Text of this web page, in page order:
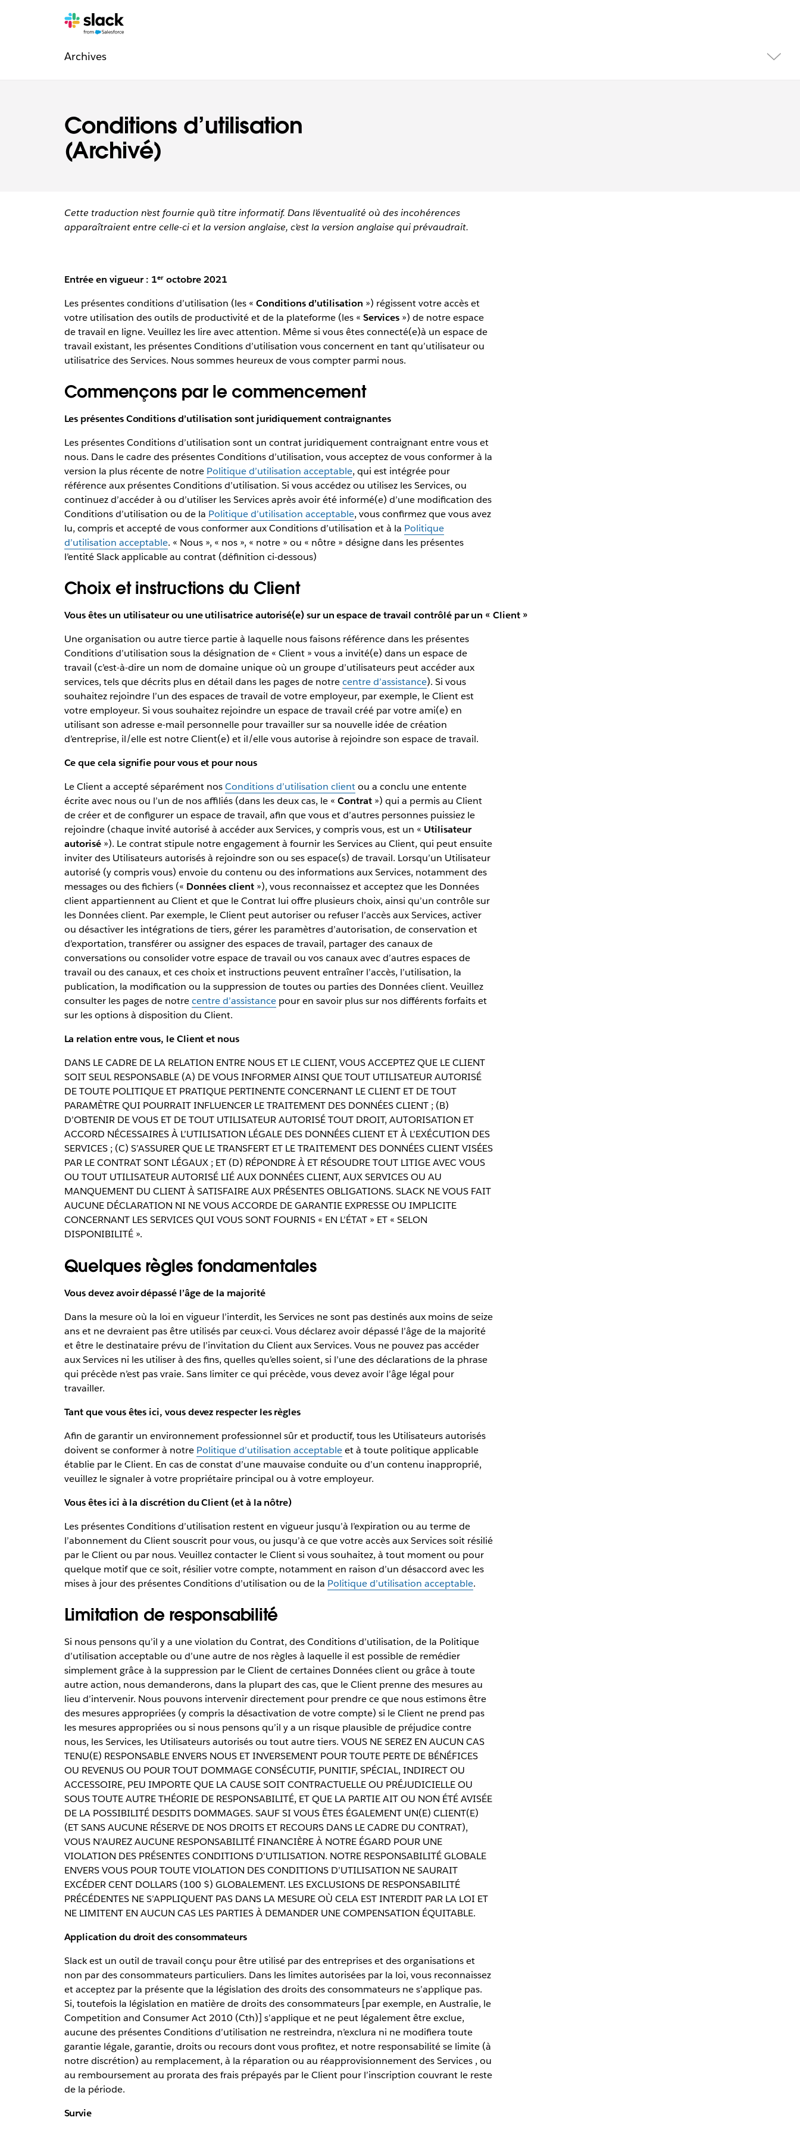
Conditions d’utilisation
(Archivé)
Pages
Archivessupplémentaires
Cette traduction n’est fournie qu’à titre informatif. Dans l’éventualité où des incohérences
apparaîtraient entre celle-ci et la version anglaise, c’est la version anglaise qui prévaudrait.
Entrée en vigueur : 1ᵉʳ octobre 2021
Les présentes conditions d’utilisation (les « Conditions d’utilisation ») régissent votre accès et
votre utilisation des outils de productivité et de la plateforme (les « Services») de notre espace
de travail en ligne. Veuillez les lire avec attention. Même si vous êtes connecté(e)à un espace de
travail existant, les présentes Conditions d’utilisation vous concernent en tant qu’utilisateur ou
utilisatrice des Services. Nous sommes heureux de vous compter parmi nous.
Commençons par le commencement
Les présentes Conditions d’utilisation sont juridiquement contraignantes
Les présentes Conditions d’utilisation sont un contrat juridiquement contraignant entre vous et
nous. Dans le cadre des présentes Conditions d’utilisation, vous acceptez de vous conformer à la
version la plus récente de notre Politique d’utilisation acceptable, qui est intégrée pour
référence aux présentes Conditions d’utilisation. Si vous accédez ou utilisez les Services, ou
continuez d’accéder à ou d’utiliser les Services après avoir été informé(e) d’une modification des
Conditions d’utilisation ou de la Politique d’utilisation acceptable, vous confirmez que vous avez
lu, compris et accepté de vous conformer aux Conditions d’utilisation et à la Politique
d’utilisation acceptable. « Nous », « nos », « notre » ou « nôtre » désigne dans les présentes
l’entité Slack applicable au contrat (définition ci-dessous)
Choix et instructions du Client
Vous êtes un utilisateur ou une utilisatrice autorisé(e) sur un espace de travail contrôlé par un « Client »
Une organisation ou autre tierce partie à laquelle nous faisons référence dans les présentes
Conditions d’utilisation sous la désignation de « Client » vous a invité(e) dans un espace de
travail (c’est-à-dire un nom de domaine unique où un groupe d’utilisateurs peut accéder aux
services, tels que décrits plus en détail dans les pages de notrecentre d’assistance). Si vous
souhaitez rejoindre l’un des espaces de travail de votre employeur, par exemple, le Client est
votre employeur. Si vous souhaitez rejoindre un espace de travail créé par votre ami(e) en
utilisant son adresse e-mail personnelle pour travailler sur sa nouvelle idée de création
d’entreprise, il/elle est notre Client(e) et il/elle vous autorise à rejoindre son espace de travail.
Ce que cela signifie pour vous et pour nous
Le Client a accepté séparément nosConditions d’utilisation clientou a conclu une entente
écrite avec nous ou l’un de nos affiliés (dans les deux cas, le « Contrat») qui a permis au Client
de créer et de configurer un espace de travail, afin que vous et d’autres personnes puissiez le
rejoindre (chaque invité autorisé à accéder aux Services, y compris vous, est un « Utilisateur
autorisé»). Le contrat stipule notre engagement à fournir les Services au Client, qui peut ensuite
inviter des Utilisateurs autorisés à rejoindre son ou ses espace(s) de travail. Lorsqu’un Utilisateur
autorisé (y compris vous) envoie du contenu ou des informations aux Services, notamment des
messages ou des fichiers (« Données client»), vous reconnaissez et acceptez que les Données
client appartiennent au Client et que le Contrat lui offre plusieurs choix, ainsi qu’un contrôle sur
les Données client. Par exemple, le Client peut autoriser ou refuser l’accès aux Services, activer
ou désactiver les intégrations de tiers, gérer les paramètres d’autorisation, de conservation et
d’exportation, transférer ou assigner des espaces de travail, partager des canaux de
conversations ou consolider votre espace de travail ou vos canaux avec d’autres espaces de
travail ou des canaux, et ces choix et instructions peuvent entraîner l’accès, l’utilisation, la
publication, la modification ou la suppression de toutes ou parties des Données client. Veuillez
consulter les pages de notrecentre d’assistancepour en savoir plus sur nos différents forfaits et
sur les options à disposition du Client.
La relation entre vous, le Client et nous
DANS LE CADRE DE LA RELATION ENTRE NOUS ET LE CLIENT, VOUS ACCEPTEZ QUE LE CLIENT
SOIT SEUL RESPONSABLE (A) DE VOUS INFORMER AINSI QUE TOUT UTILISATEUR AUTORISÉ
DE TOUTE POLITIQUE ET PRATIQUE PERTINENTE CONCERNANT LE CLIENT ET DE TOUT
PARAMÈTRE QUI POURRAIT INFLUENCER LE TRAITEMENT DES DONNÉES CLIENT ; (B)
D’OBTENIR DE VOUS ET DE TOUT UTILISATEUR AUTORISÉ TOUT DROIT, AUTORISATION ET
ACCORD NÉCESSAIRES À L’UTILISATION LÉGALE DES DONNÉES CLIENT ET À L’EXÉCUTION DES
SERVICES ; (C) S’ASSURER QUE LE TRANSFERT ET LE TRAITEMENT DES DONNÉES CLIENT VISÉES
PAR LE CONTRAT SONT LÉGAUX ; ET (D) RÉPONDRE À ET RÉSOUDRE TOUT LITIGE AVEC VOUS
OU TOUT UTILISATEUR AUTORISÉ LIÉ AUX DONNÉES CLIENT, AUX SERVICES OU AU
MANQUEMENT DU CLIENT À SATISFAIRE AUX PRÉSENTES OBLIGATIONS. SLACK NE VOUS FAIT
AUCUNE DÉCLARATION NI NE VOUS ACCORDE DE GARANTIE EXPRESSE OU IMPLICITE
CONCERNANT LES SERVICES QUI VOUS SONT FOURNIS « EN L’ÉTAT » ET « SELON
DISPONIBILITÉ ».
Quelques règles fondamentales
Vous devez avoir dépassé l’âge de la majorité
Dans la mesure où la loi en vigueur l’interdit, les Services ne sont pas destinés aux moins de seize
ans et ne devraient pas être utilisés par ceux-ci. Vous déclarez avoir dépassé l’âge de la majorité
et être le destinataire prévu de l’invitation du Client aux Services. Vous ne pouvez pas accéder
aux Services ni les utiliser à des fins, quelles qu’elles soient, si l’une des déclarations de la phrase
qui précède n’est pas vraie. Sans limiter ce qui précède, vous devez avoir l’âge légal pour
travailler.
Tant que vous êtes ici, vous devez respecter les règles
Afin de garantir un environnement professionnel sûr et productif, tous les Utilisateurs autorisés
doivent se conformer à notre Politique d’utilisation acceptableet à toute politique applicable
établie par le Client. En cas de constat d’une mauvaise conduite ou d’un contenu inapproprié,
veuillez le signaler à votre propriétaire principal ou à votre employeur.
Vous êtes ici à la discrétion du Client (et à la nôtre)
Les présentes Conditions d’utilisation restent en vigueur jusqu’à l’expiration ou au terme de
l’abonnement du Client souscrit pour vous, ou jusqu’à ce que votre accès aux Services soit résilié
par le Client ou par nous. Veuillez contacter le Client si vous souhaitez, à tout moment ou pour
quelque motif que ce soit, résilier votre compte, notamment en raison d’un désaccord avec les
mises à jour des présentes Conditions d’utilisation ou de la Politique d’utilisation acceptable.
Limitation de responsabilité
Si nous pensons qu’il y a une violation du Contrat, des Conditions d’utilisation, de la Politique
d’utilisation acceptable ou d’une autre de nos règles à laquelle il est possible de remédier
simplement grâce à la suppression par le Client de certaines Données client ou grâce à toute
autre action, nous demanderons, dans la plupart des cas, que le Client prenne des mesures au
lieu d’intervenir. Nous pouvons intervenir directement pour prendre ce que nous estimons être
des mesures appropriées (y compris la désactivation de votre compte) si le Client ne prend pas
les mesures appropriées ou si nous pensons qu’il y a un risque plausible de préjudice contre
nous, les Services, les Utilisateurs autorisés ou tout autre tiers. VOUS NE SEREZ EN AUCUN CAS
TENU(E) RESPONSABLE ENVERS NOUS ET INVERSEMENT POUR TOUTE PERTE DE BÉNÉFICES
OU REVENUS OU POUR TOUT DOMMAGE CONSÉCUTIF, PUNITIF, SPÉCIAL, INDIRECT OU
ACCESSOIRE, PEU IMPORTE QUE LA CAUSE SOIT CONTRACTUELLE OU PRÉJUDICIELLE OU
SOUS TOUTE AUTRE THÉORIE DE RESPONSABILITÉ, ET QUE LA PARTIE AIT OU NON ÉTÉ AVISÉE
DE LA POSSIBILITÉ DESDITS DOMMAGES. SAUF SI VOUS ÊTES ÉGALEMENT UN(E) CLIENT(E)
(ET SANS AUCUNE RÉSERVE DE NOS DROITS ET RECOURS DANS LE CADRE DU CONTRAT),
VOUS N’AUREZ AUCUNE RESPONSABILITÉ FINANCIÈRE À NOTRE ÉGARD POUR UNE
VIOLATION DES PRÉSENTES CONDITIONS D’UTILISATION. NOTRE RESPONSABILITÉ GLOBALE
ENVERS VOUS POUR TOUTE VIOLATION DES CONDITIONS D’UTILISATION NE SAURAIT
EXCÉDER CENT DOLLARS (100 $) GLOBALEMENT. LES EXCLUSIONS DE RESPONSABILITÉ
PRÉCÉDENTES NE S’APPLIQUENT PAS DANS LA MESURE OÙ CELA EST INTERDIT PAR LA LOI ET
NE LIMITENT EN AUCUN CAS LES PARTIES À DEMANDER UNE COMPENSATION ÉQUITABLE.
Application du droit des consommateurs
Slack est un outil de travail conçu pour être utilisé par des entreprises et des organisations et
non par des consommateurs particuliers. Dans les limites autorisées par la loi, vous reconnaissez
et acceptez par la présente que la législation des droits des consommateurs ne s’applique pas.
Si, toutefois la législation en matière de droits des consommateurs [par exemple, en Australie, le
Competition and Consumer Act 2010 (Cth)] s’applique et ne peut légalement être exclue,
aucune des présentes Conditions d’utilisation ne restreindra, n’exclura ni ne modifiera toute
garantie légale, garantie, droits ou recours dont vous profitez, et notre responsabilité se limite (à
notre discrétion) au remplacement, à la réparation ou au réapprovisionnement des Services , ou
au remboursement au prorata des frais prépayés par le Client pour l’inscription couvrant le reste
de la période.
Survie